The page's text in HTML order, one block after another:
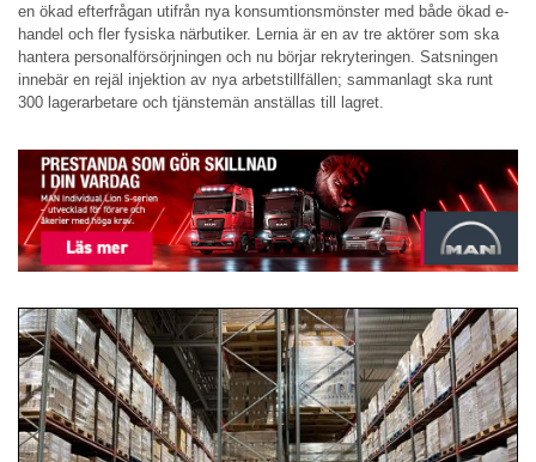
en ökad efterfrågan utifrån nya konsumtionsmönster med både ökad e-
handel och fler fysiska närbutiker. Lernia är en av tre aktörer som ska
hantera personalförsörjningen och nu börjar rekryteringen. Satsningen
innebär en rejäl injektion av nya arbetstillfällen; sammanlagt ska runt
300 lagerarbetare och tjänstemän anställas till lagret.